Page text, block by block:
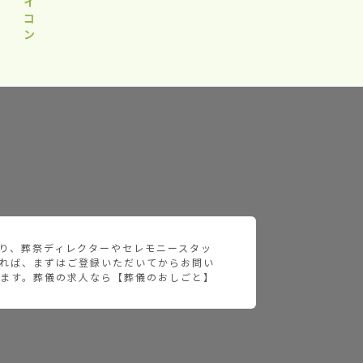
葬祭ディレクターやセレモニースタッ
ば、まずはご登録いただいてからお問い
。葬儀の求人なら【葬儀のおしごと】